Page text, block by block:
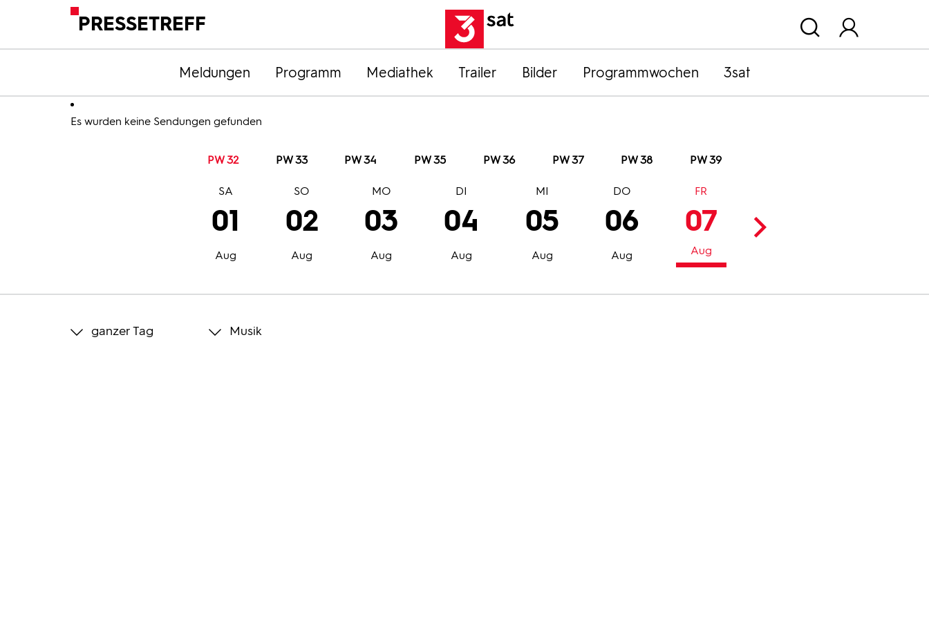
PRESSETREFF
Meldungen Programm Mediathek Trailer Bilder Programmwochen 3sat
Es wurden keine Sendungen gefunden
PW 32 PW 33 PW 34 PW 35 PW 36 PW 37 PW 38 PW 39
01
Aug
SA
02
Aug
SO
03
Aug
MO
04
Aug
DI
05
Aug
MI
06
Aug
DO
07
Aug
FR
08
ganzer Tag Musik